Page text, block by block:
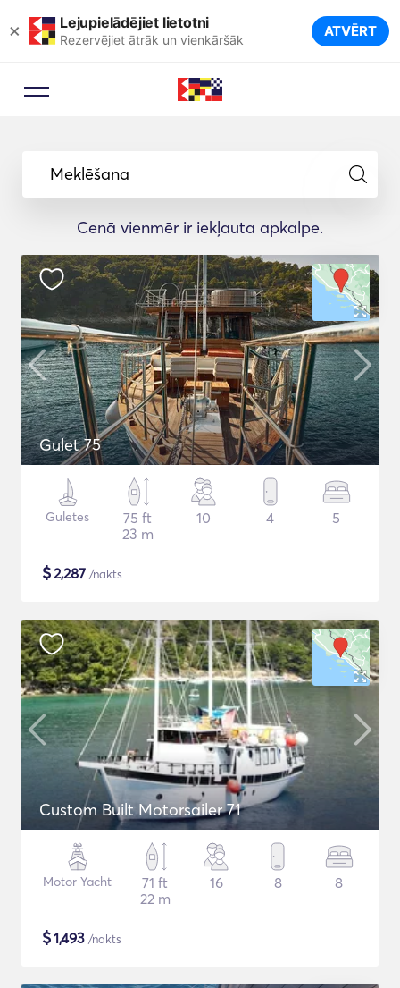
× Lejupielādējiet lietotni
Rezervējiet ātrāk un vienkāršāk ATVĒRT
Meklēšana
Cenā vienmēr ir iekļauta apkalpe.
Gulet 75
Guletes
75 ft
23 m
10 4 5
$2,287 /nakts
Custom Built Motorsailer 71
Motor Yacht
71 ft
22 m
16 8 8
$1,493 /nakts